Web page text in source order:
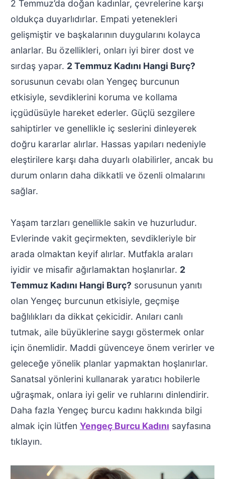
2 Temmuz’da doğan kadınlar, çevrelerine karşı
oldukça duyarlıdırlar. Empati yetenekleri
gelişmiştir ve başkalarının duygularını kolayca
anlarlar. Bu özellikleri, onları iyi birer dost ve
sırdaş yapar. 2 Temmuz Kadını Hangi Burç?
sorusunun cevabı olan Yengeç burcunun
etkisiyle, sevdiklerini koruma ve kollama
içgüdüsüyle hareket ederler. Güçlü sezgilere
sahiptirler ve genellikle iç seslerini dinleyerek
doğru kararlar alırlar. Hassas yapıları nedeniyle
eleştirilere karşı daha duyarlı olabilirler, ancak bu
durum onların daha dikkatli ve özenli olmalarını
sağlar.
Yaşam tarzları genellikle sakin ve huzurludur.
Evlerinde vakit geçirmekten, sevdikleriyle bir
arada olmaktan keyif alırlar. Mutfakla araları
iyidir ve misafir ağırlamaktan hoşlanırlar. 2
Temmuz Kadını Hangi Burç? sorusunun yanıtı
olan Yengeç burcunun etkisiyle, geçmişe
bağlılıkları da dikkat çekicidir. Anıları canlı
tutmak, aile büyüklerine saygı göstermek onlar
için önemlidir. Maddi güvenceye önem verirler ve
geleceğe yönelik planlar yapmaktan hoşlanırlar.
Sanatsal yönlerini kullanarak yaratıcı hobilerle
uğraşmak, onlara iyi gelir ve ruhlarını dinlendirir.
Daha fazla Yengeç burcu kadını hakkında bilgi
almak için lütfen Yengeç Burcu Kadını sayfasına
tıklayın.